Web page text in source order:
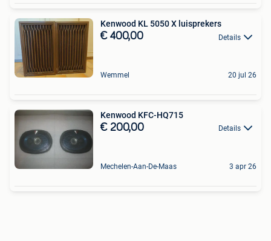
Kenwood KL 5050 X luisprekers
€ 400,00 Details
Wemmel 20 jul 26
Kenwood KFC-HQ715
€ 200,00 Details
Mechelen-Aan-De-Maas 3 apr 26